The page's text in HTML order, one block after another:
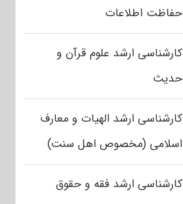
حفاظت اطلاعات
کارشناسی ارشد علوم قرآن و
حدیث
کارشناسی ارشد الهیات و معارف
اسلامی (مخصوص اهل سنت)
کارشناسی ارشد فقه و حقوق